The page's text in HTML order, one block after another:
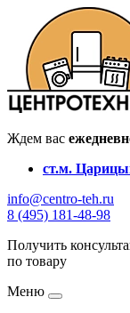
Ждем вас
ст.м.
info@centro-teh.ru
8 (495) 181-48-98
Получить
по товару
Меню